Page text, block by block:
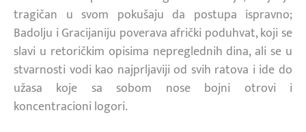
tragičan u svom pokušaju da postupa ispravno;
Badolju i Gracijaniju poverava afrički poduhvat, koji se
slavi u retoričkim opisima nepreglednih dina, ali se u
stvarnosti vodi kao najprljaviji od svih ratova i ide do
užasa koje sa sobom nose bojni otrovi i
koncentracioni logori.